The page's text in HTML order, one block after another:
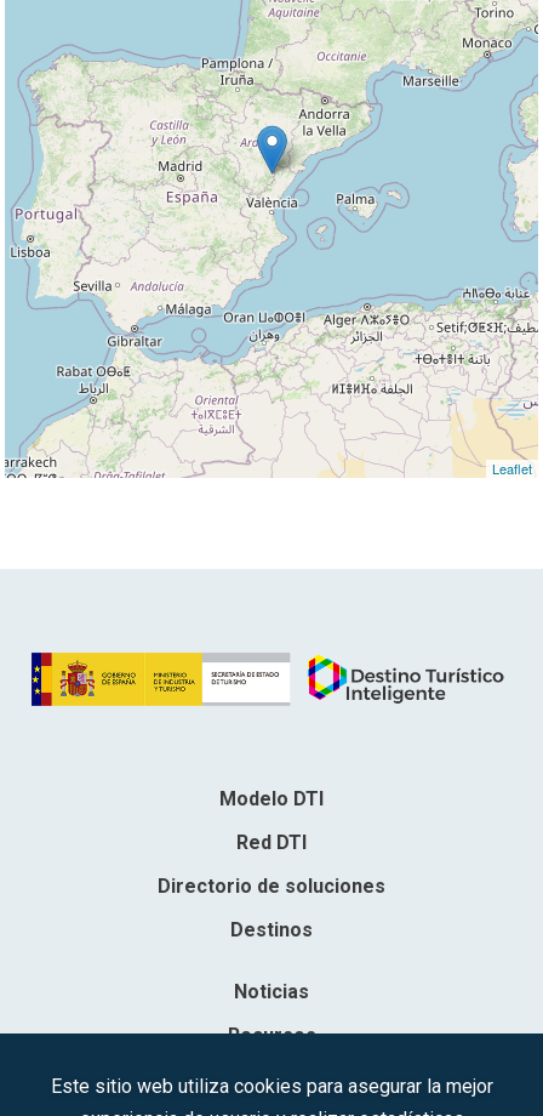
Leaflet
Modelo DTI
Red DTI
Directorio de soluciones
Destinos
Noticias
Recursos
Contacto
Este sitio web utiliza cookies para asegurar la mejor